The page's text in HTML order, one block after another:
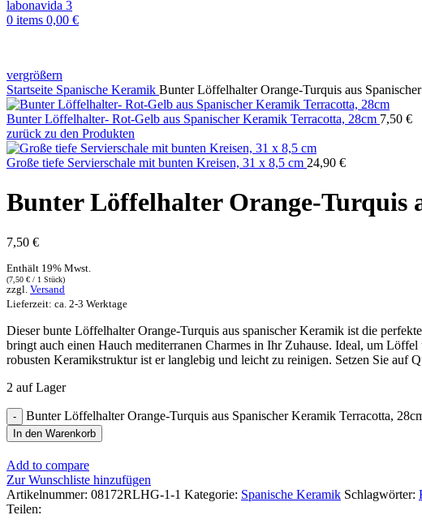
0 items 0,00 €
vergrößern
Startseite Spanische Keramik Bunter Löffelhalter Orange-Turquis aus
Bunter Löffelhalter- Rot-Gelb aus Spanischer Keramik Terracotta, 28cm 7,50 €
zurück zu den Produkten
Große tiefe Servierschale mit bunten Kreisen, 31 x 8,5 cm 24,90 €
Bunter Löffelhalter Orange-Turquis
7,50 €
Enthält 19% Mwst.
(7,50 € / 1 Stück)
zzgl. Versand
Lieferzeit: ca. 2-3 Werktage
Dieser bunte Löffelhalter Orange-Turquis aus spanischer Keramik ist die
bringt auch einen Hauch mediterranen Charmes in Ihr Zuhause. Ideal, um
robusten Keramikstruktur ist er langlebig und leicht zu reinigen. Setzen Sie auf
2 auf Lager
Bunter Löffelhalter Orange-Turquis aus Spanischer Keramik Terracotta,
In den Warenkorb
Add to compare
Zur Wunschliste hinzufügen
Artikelnummer: 08172RLHG-1-1 Kategorie: Spanische Keramik Schlagwörter:
Teilen: